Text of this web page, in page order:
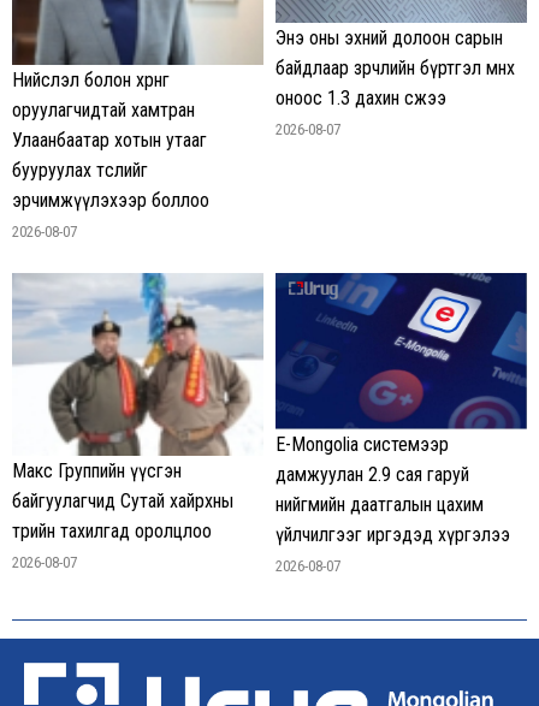
Нийслэл болон хөрөнгө
оруулагчидтай хамтран
Улаанбаатар хотын утааг
бууруулах төслийг
эрчимжүүлэхээр боллоо
2026-08-07
Энэ оны эхний долоон сарын
байдлаар зөрчлийн бүртгэл өмнөх
оноос 1.3 дахин өсжээ
2026-08-07
Макс Группийн үүсгэн
байгуулагчид Сутай хайрхны
төрийн тахилгад оролцлоо
2026-08-07
E-Mongolia системээр
дамжуулан 2.9 сая гаруй
нийгмийн даатгалын цахим
үйлчилгээг иргэдэд хүргэлээ
2026-08-07